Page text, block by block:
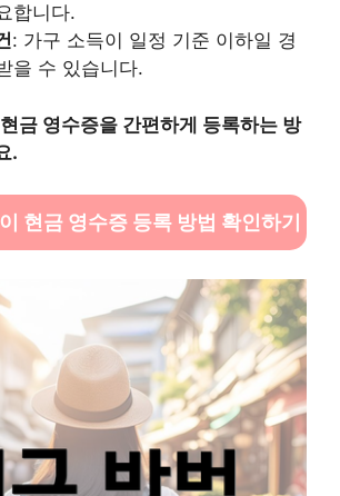
합니다.
: 가구 소득이 일정 기준 이하일 경
을 수 있습니다.
금 영수증을 간편하게 등록하는 방
.
현금 영수증 등록 방법 확인하기